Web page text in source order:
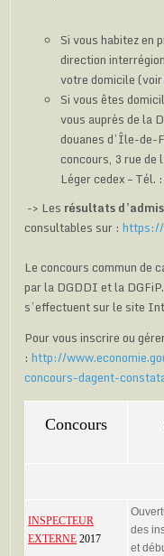
Si vous habitez en
direction
votre domicile (voir
Si vous êtes
vous auprès de la
douanes d’Île-de-
concours, 3 rue
Léger cedex –
-> Les résultats
consultables sur :https://
Le concours commun de
par la DGDDI et la
s’effectuent sur le site
Pour vous inscrire ou
:http://
concours-dagent-
Concours
INSPECTEUR
EXTERNE 2017
des
et